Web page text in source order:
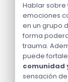
Hablar sobre
emociones
en un grupo
forma
trauma.
puede
comunidad
sensación